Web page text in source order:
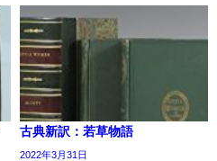
古典新訳：若草物語
2022年3月31日